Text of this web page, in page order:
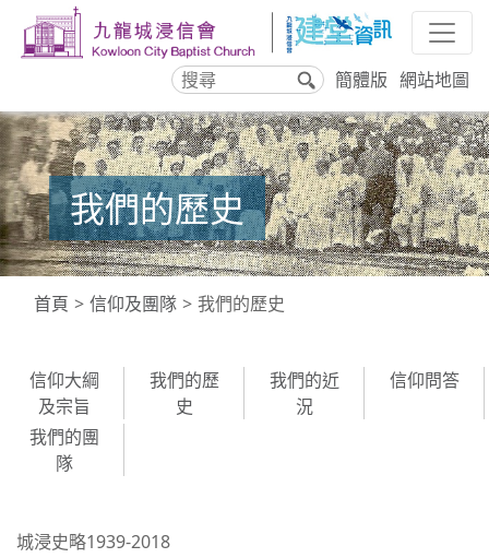
搜
尋
簡體版 網站地圖
我們的歷史
首頁 信仰及團隊 我們的歷史
信仰大綱
及宗旨
我們的歷
史
我們的近
況
信仰問答
我們的團
隊
城浸史略1939-2018